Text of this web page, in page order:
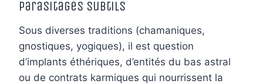
parasitages subtils
Sous diverses traditions (chamaniques,
gnostiques, yogiques), il est question
d’implants éthériques, d’entités du bas astral
ou de contrats karmiques qui nourrissent la